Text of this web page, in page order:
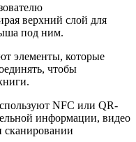
верхний слой для
под ним.
элементы, которые
чтобы
NFC или QR-
информации, видео